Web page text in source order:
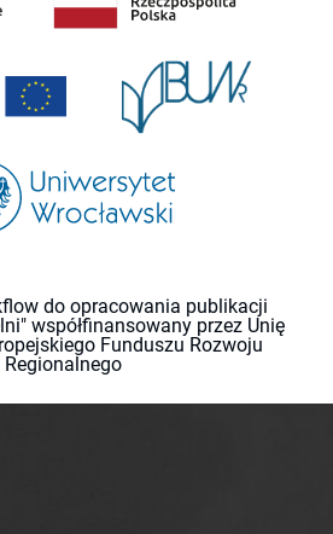
do opracowania publikacji
współfinansowany przez Unię
Funduszu Rozwoju
Regionalnego